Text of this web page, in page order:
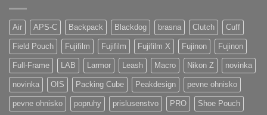
Air APS-C Backpack Blackdog brasna Clutch Cuff
Field Pouch Fujifilm Fujifilm Fujifilm X Fujinon Fujinon
Full-Frame LAB Larmor Leash Macro Nikon Z novinka
novinka OIS Packing Cube Peakdesign pevne ohnisko
pevne ohnisko popruhy prislusenstvo PRO Shoe Pouch